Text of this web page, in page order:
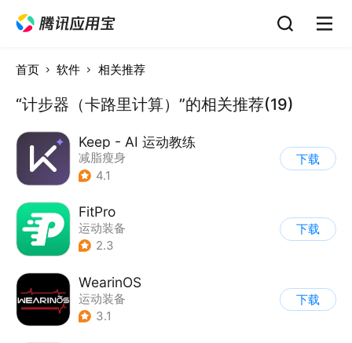
首页 软件 相关推荐
“计步器（卡路里计算）”的相关推荐(19)
Keep - AI 运动教练
减脂瘦身
4.1
下载
FitPro
运动装备
2.3
下载
WearinOS
运动装备
3.1
下载